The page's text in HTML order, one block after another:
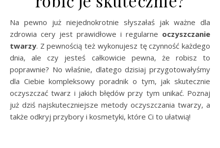
Na pewno już niejednokrotnie słyszałaś jak ważne dla
zdrowia cery jest prawidłowe i regularne oczyszczanie
twarzy. Z pewnością też wykonujesz tę czynność każdego
dnia, ale czy jesteś całkowicie pewna, że robisz to
poprawnie? No właśnie, dlatego dzisiaj przygotowałyśmy
dla Ciebie kompleksowy poradnik o tym, jak skutecznie
oczyszczać twarz i jakich błędów przy tym unikać. Poznaj
już dziś najskuteczniejsze metody oczyszczania twarzy, a
także odkryj przybory i kosmetyki, które Ci to ułatwią!